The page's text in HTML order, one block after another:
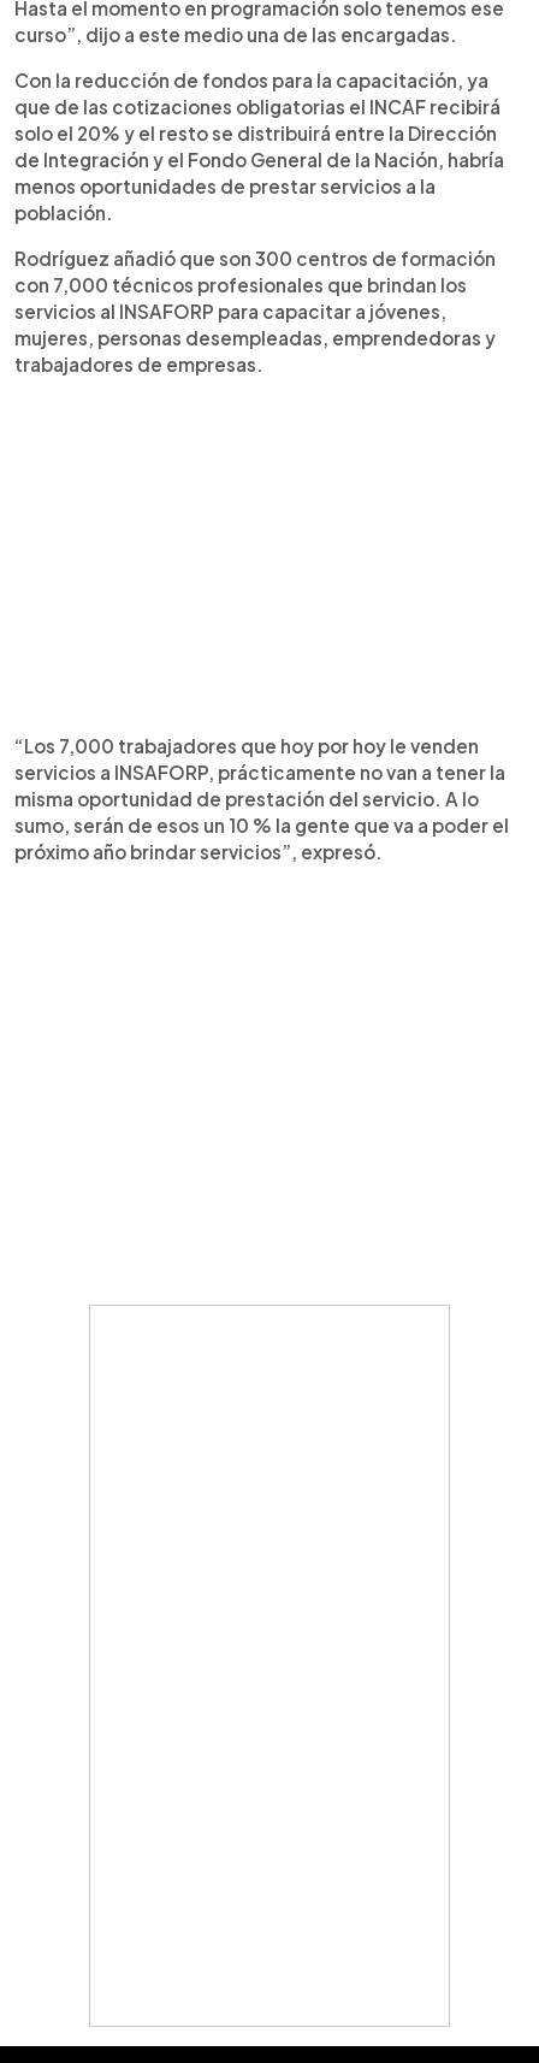
Hasta el momento en programación solo tenemos ese
curso”, dijo a este medio una de las encargadas.
Con la reducción de fondos para la capacitación, ya
que de las cotizaciones obligatorias el INCAF recibirá
solo el 20% y el resto se distribuirá entre la Dirección
de Integración y el Fondo General de la Nación, habría
menos oportunidades de prestar servicios a la
población.
Rodríguez añadió que son 300 centros de formación
con 7,000 técnicos profesionales que brindan los
servicios al INSAFORP para capacitar a jóvenes,
mujeres, personas desempleadas, emprendedoras y
trabajadores de empresas.
“Los 7,000 trabajadores que hoy por hoy le venden
servicios a INSAFORP, prácticamente no van a tener la
misma oportunidad de prestación del servicio. A lo
sumo, serán de esos un 10 % la gente que va a poder el
próximo año brindar servicios”, expresó.